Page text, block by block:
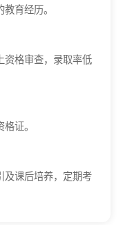
育经历。
资格审查，录取率低
证。
及课后培养，定期考